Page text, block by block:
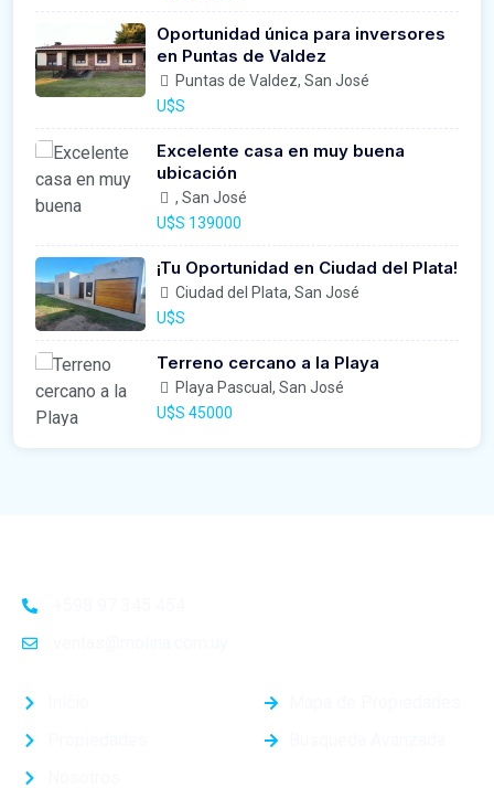
Oportunidad única para inversores
en Puntas de Valdez
Puntas de Valdez, San José
U$S
Excelente casa en muy buena
ubicación
, San José
U$S 139000
¡Tu Oportunidad en Ciudad del Plata!
Ciudad del Plata, San José
U$S
Terreno cercano a la Playa
Playa Pascual, San José
U$S 45000